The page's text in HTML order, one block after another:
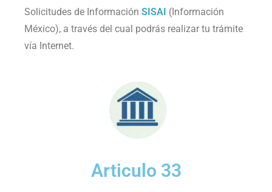
Solicitudes de Información SISAI (Información
México), a través del cual podrás realizar tu trámite
vía Internet.
Articulo 33